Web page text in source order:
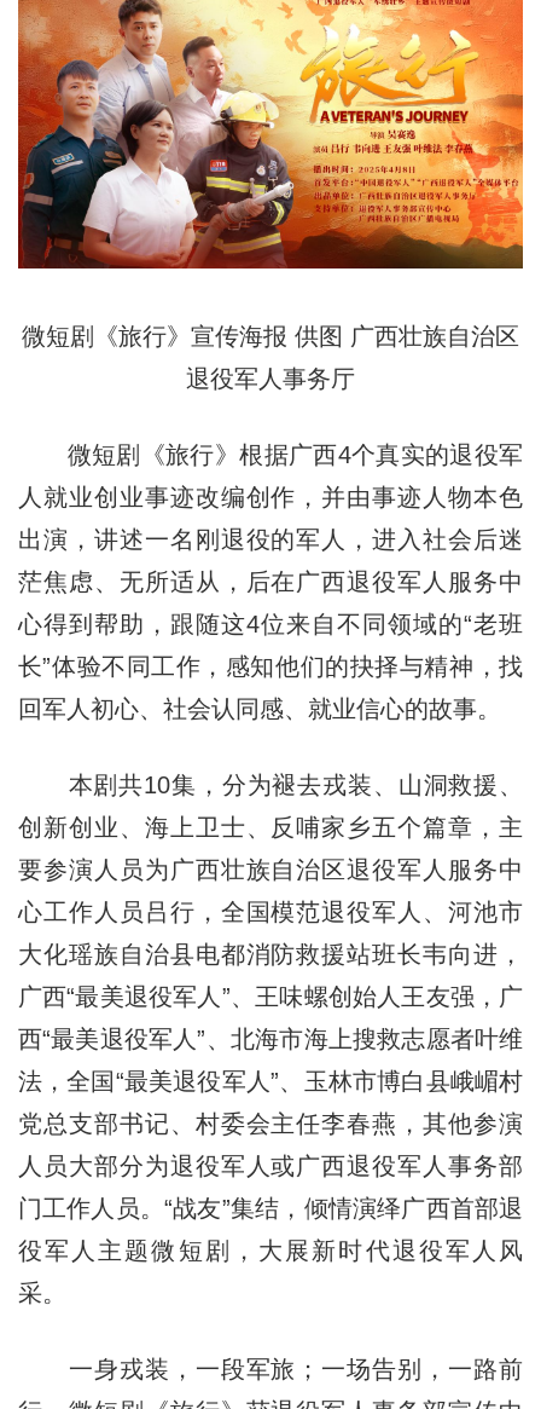
微短剧《旅行》宣传海报 供图 广西壮族自治区
退役军人事务厅
微短剧《旅行》根据广西4个真实的退役军
人就业创业事迹改编创作，并由事迹人物本色
出演，讲述一名刚退役的军人，进入社会后迷
茫焦虑、无所适从，后在广西退役军人服务中
心得到帮助，跟随这4位来自不同领域的“老班
长”体验不同工作，感知他们的抉择与精神，找
回军人初心、社会认同感、就业信心的故事。
本剧共10集，分为褪去戎装、山洞救援、
创新创业、海上卫士、反哺家乡五个篇章，主
要参演人员为广西壮族自治区退役军人服务中
心工作人员吕行，全国模范退役军人、河池市
大化瑶族自治县电都消防救援站班长韦向进，
广西“最美退役军人”、王味螺创始人王友强，广
西“最美退役军人”、北海市海上搜救志愿者叶维
法，全国“最美退役军人”、玉林市博白县峨嵋村
党总支部书记、村委会主任李春燕，其他参演
人员大部分为退役军人或广西退役军人事务部
门工作人员。“战友”集结，倾情演绎广西首部退
役军人主题微短剧，大展新时代退役军人风
采。
一身戎装，一段军旅；一场告别，一路前